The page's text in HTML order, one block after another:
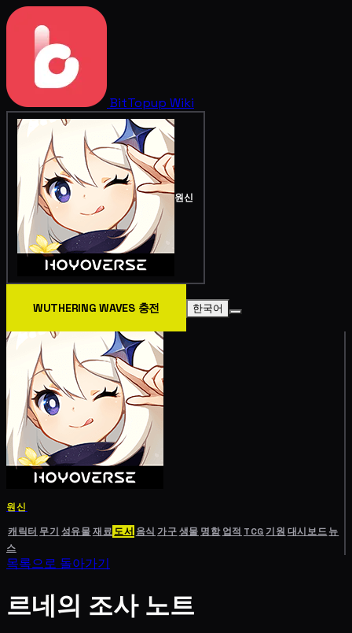
BitTopup Wiki
원신
WUTHERING WAVES 충전 한국어
원신
캐릭터 무기 성유물재료도서 음식 가구생물 명함 업적 TCG기원 대시보드뉴
스
목록으로 돌아가기
르네의 조사 노트